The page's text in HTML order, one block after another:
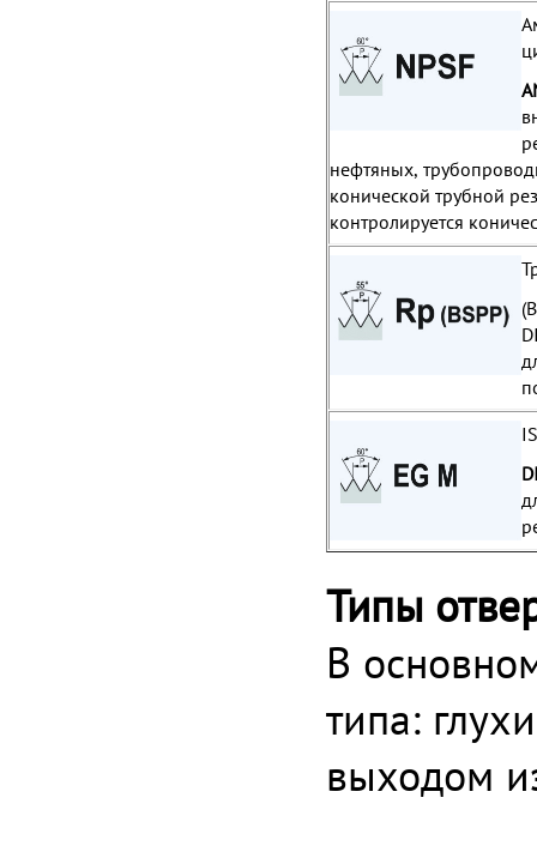
нефтяных,
конической трубной
контролируется
Типы
В
типа:
выходом